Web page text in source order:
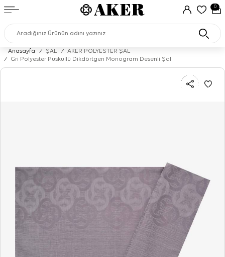
0
Anasayfa / ŞAL /
AKER POLYESTER ŞAL
/
Gri Polyester Püsküllü Dikdörtgen Monogram Desenli Şal